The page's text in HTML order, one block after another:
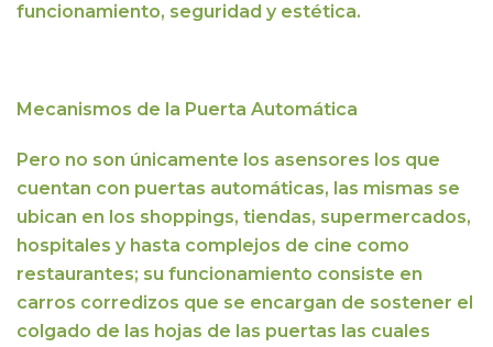
funcionamiento, seguridad y estética.
Mecanismos de la Puerta Automática
Pero no son únicamente los asensores los que
cuentan con puertas automáticas, las mismas se
ubican en los shoppings, tiendas, supermercados,
hospitales y hasta complejos de cine como
restaurantes; su funcionamiento consiste en
carros corredizos que se encargan de sostener el
colgado de las hojas de las puertas las cuales